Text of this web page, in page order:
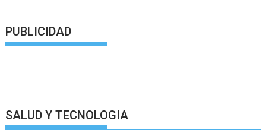
PUBLICIDAD
SALUD Y TECNOLOGIA